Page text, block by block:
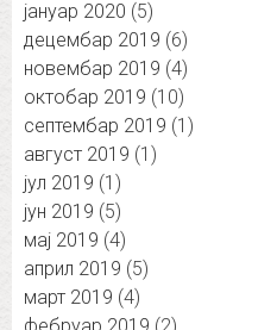
јануар 2020 (5)
децембар 2019 (6)
новембар 2019 (4)
октобар 2019 (10)
септембар 2019 (1)
август 2019 (1)
јул 2019 (1)
јун 2019 (5)
мај 2019 (4)
април 2019 (5)
март 2019 (4)